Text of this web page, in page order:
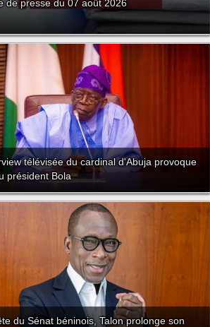
de presse du 07 août 2026
télévisée du cardinal d'Abuja provoque
président Bola
du Sénat béninois, Talon prolonge son